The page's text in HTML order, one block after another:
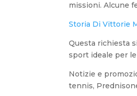
missioni. Alcune
Storia Di Vittorie
Questa richiesta
sport ideale per
Notizie e
tennis,